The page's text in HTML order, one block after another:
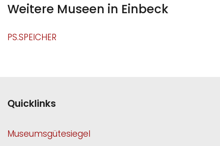
Weitere Museen in Einbeck
PS.SPEICHER
Quicklinks
Museumsgütesiegel